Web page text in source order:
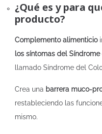
¿Qué es y para
producto?
Complemento alimenticio
los síntomas del
llamado Síndrome del
Crea una barrera muco-
restableciendo las
mismo.